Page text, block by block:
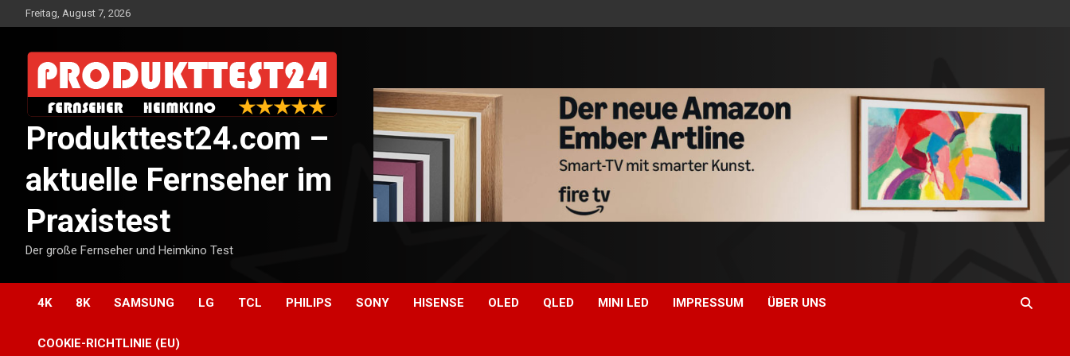
to
Freitag, August 7, 2026
Produkttest24.com –
aktuelle Fernseher im
Praxistest
Der große Fernseher und Heimkino Test
4K 8K SAMSUNG LG TCL PHILIPS SONY HISENSE OLED QLED MINI LED IMPRESSUM ÜBER UNS
COOKIE-RICHTLINIE (EU)